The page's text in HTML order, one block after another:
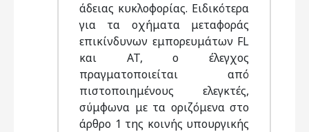
άδειας κυκλοφορίας. Ειδικότερα
για τα οχήματα μεταφοράς
επικίνδυνων εμπορευμάτων FL
και AT, ο έλεγχος
πραγματοποιείται από
πιστοποιημένους ελεγκτές,
σύμφωνα με τα οριζόμενα στο
άρθρο 1 της κοινής υπουργικής